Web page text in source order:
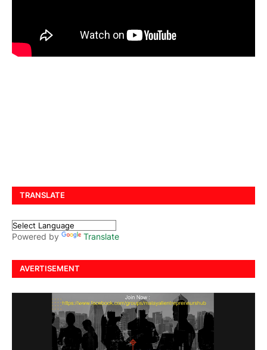
TRANSLATE
Powered by Translate
AVERTISEMENT